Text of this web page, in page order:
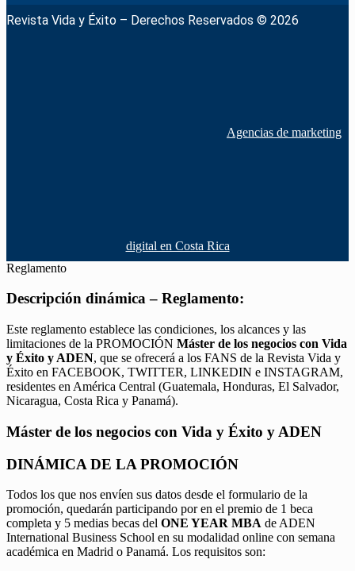
Revista Vida y Éxito – Derechos Reservados © 2026
Agencias de marketing
digital en Costa Rica
Reglamento
Descripción dinámica – Reglamento:
Este reglamento establece las condiciones, los alcances y las
limitaciones de la PROMOCIÓN Máster de los negocios con Vida
y Éxito y ADEN, que se ofrecerá a los FANS de la Revista Vida y
Éxito en FACEBOOK, TWITTER, LINKEDIN e INSTAGRAM,
residentes en América Central (Guatemala, Honduras, El Salvador,
Nicaragua, Costa Rica y Panamá).
Máster de los negocios con Vida y Éxito y ADEN
DINÁMICA DE LA PROMOCIÓN
Todos los que nos envíen sus datos desde el formulario de la
promoción, quedarán participando por en el premio de 1 beca
completa y 5 medias becas del ONE YEAR MBA de ADEN
International Business School en su modalidad online con semana
académica en Madrid o Panamá. Los requisitos son: